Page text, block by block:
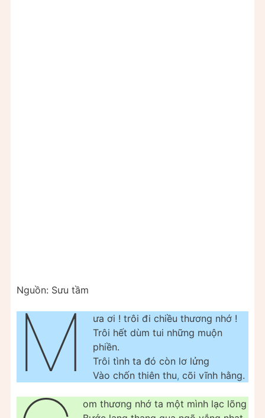
Nguồn: Sưu tầm
M
ưa ơi ! trôi đi chiều thương nhớ !
Trôi hết dùm tui những muộn
phiền.
Trôi tình ta đó còn lơ lửng
Vào chốn thiên thu, cõi vĩnh hằng.
om thương nhớ ta một mình lạc lõng